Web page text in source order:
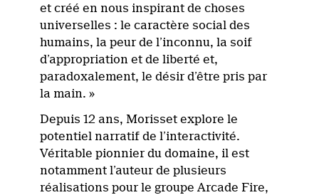
et créé en nous inspirant de choses
universelles : le caractère social des
humains, la peur de l’inconnu, la soif
d’appropriation et de liberté et,
paradoxalement, le désir d’être pris par
la main. »
Depuis 12 ans, Morisset explore le
potentiel narratif de l’interactivité.
Véritable pionnier du domaine, il est
notamment l’auteur de plusieurs
réalisations pour le groupe Arcade Fire,